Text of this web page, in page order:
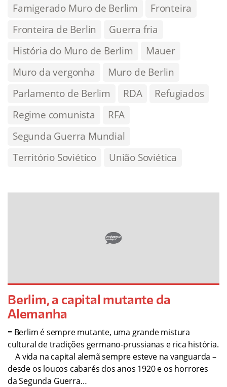
Famigerado Muro de Berlim
Fronteira
Fronteira de Berlin
Guerra fria
História do Muro de Berlim
Mauer
Muro da vergonha
Muro de Berlin
Parlamento de Berlim
RDA
Refugiados
Regime comunista
RFA
Segunda Guerra Mundial
Território Soviético
União Soviética
Berlim, a capital mutante da
Alemanha
= Berlim é sempre mutante, uma grande mistura
cultural de tradições germano-prussianas e rica história.
A vida na capital alemã sempre esteve na vanguarda –
desde os loucos cabarés dos anos 1920 e os horrores
da Segunda Guerra…